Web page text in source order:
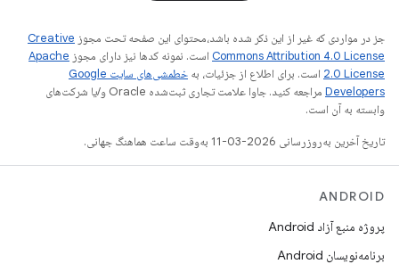
جز در مواردی که غیر از این ذکر شده باشد،‌محتوای این صفحه تحت مجوز Creative
Commons Attribution 4.0 License است. نمونه کدها نیز دارای مجوز Apache
2.0 License است. برای اطلاع از جزئیات، به
خطمشی‌های سایت Google
Developers‏
مراجعه کنید. جاوا علامت تجاری ثبت‌شده Oracle و/یا شرکت‌های
وابسته به آن است.
تاریخ آخرین به‌روزرسانی 2026-03-11 به‌وقت ساعت هماهنگ جهانی.
ANDROID
پروژه منبع آزاد Android
برنامه‌نویسان Android